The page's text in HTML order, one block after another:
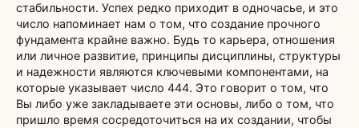
стабильности. Успех редко приходит в одночасье, и это
число напоминает нам о том, что создание прочного
фундамента крайне важно. Будь то карьера, отношения
или личное развитие, принципы дисциплины, структуры
и надежности являются ключевыми компонентами, на
которые указывает число 444. Это говорит о том, что
Вы либо уже закладываете эти основы, либо о том, что
пришло время сосредоточиться на их создании, чтобы